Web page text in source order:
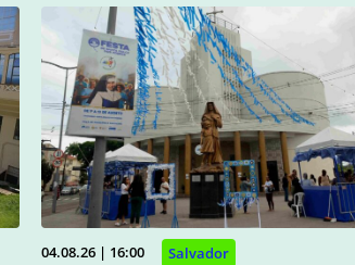
04.08.26 | 16:00 Salvador